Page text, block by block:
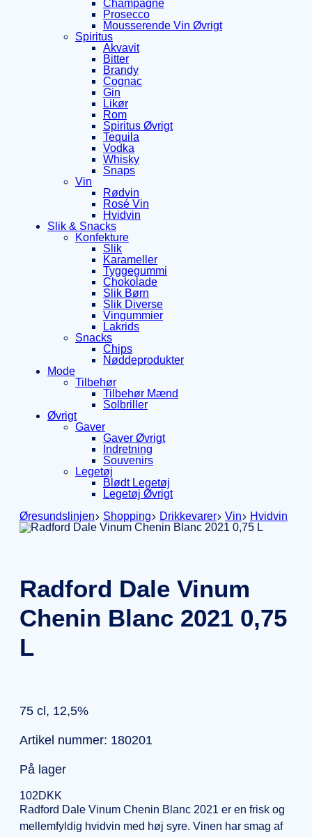
Champagne
Prosecco
Mousserende Vin Øvrigt
Spiritus
Akvavit
Bitter
Brandy
Cognac
Gin
Likør
Rom
Spiritus Øvrigt
Tequila
Vodka
Whisky
Snaps
Vin
Rødvin
Rosé Vin
Hvidvin
Slik & Snacks
Konfekture
Slik
Karameller
Tyggegummi
Chokolade
Slik Børn
Slik Diverse
Vingummier
Lakrids
Snacks
Chips
Nøddeprodukter
Mode
Tilbehør
Tilbehør Mænd
Solbriller
Øvrigt
Gaver
Gaver Øvrigt
Indretning
Souvenirs
Legetøj
Blødt Legetøj
Legetøj Øvrigt
Øresundslinjen
Shopping Drikkevarer Vin Hvidvin
Radford Dale Vinum
Chenin Blanc 2021 0,75
L
75 cl, 12,5%
Artikel nummer: 180201
På lager
102DKK
Radford Dale Vinum Chenin Blanc 2021 er en frisk og
mellemfyldig hvidvin med høj syre. Vinen har smag af